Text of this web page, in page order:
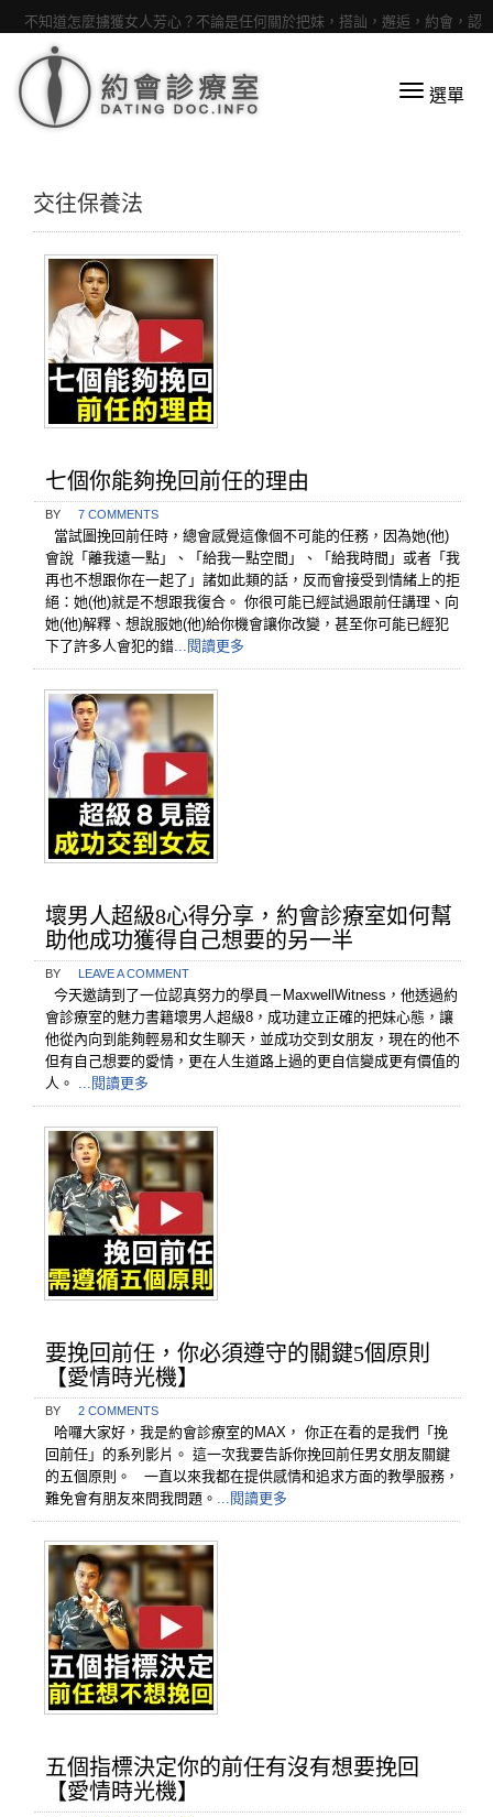
不知道怎麼擄獲女人芳心？不論是任何關於把妹，搭訕，邂逅，約會，認
選單
交往保養法
七個你能夠挽回前任的理由
BY 7 COMMENTS
當試圖挽回前任時，總會感覺這像個不可能的任務，因為她(他)
會說「離我遠一點」、「給我一點空間」、「給我時間」或者「我
再也不想跟你在一起了」諸如此類的話，反而會接受到情緒上的拒
絕：她(他)就是不想跟我復合。 你很可能已經試過跟前任講理、向
她(他)解釋、想說服她(他)給你機會讓你改變，甚至你可能已經犯
下了許多人會犯的錯...閱讀更多
壞男人超級8心得分享，約會診療室如何幫
助他成功獲得自己想要的另一半
BY LEAVE A COMMENT
今天邀請到了一位認真努力的學員－MaxwellWitness，他透過約
會診療室的魅力書籍壞男人超級8，成功建立正確的把妹心態，讓
他從內向到能夠輕易和女生聊天，並成功交到女朋友，現在的他不
但有自己想要的愛情，更在人生道路上過的更自信變成更有價值的
人。
...閱讀更多
要挽回前任，你必須遵守的關鍵5個原則
【愛情時光機】
BY 2 COMMENTS
哈囉大家好，我是約會診療室的MAX， 你正在看的是我們「挽
回前任」的系列影片。 這一次我要告訴你挽回前任男女朋友關鍵
的五個原則。 一直以來我都在提供感情和追求方面的教學服務，
難免會有朋友來問我問題。
...閱讀更多
五個指標決定你的前任有沒有想要挽回
【愛情時光機】